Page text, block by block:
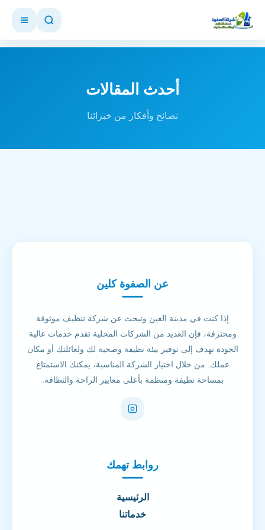
أحدث المقالات
نصائح وأفكار من خبرائنا
عن الصفوة كلين
إذا كنت في مدينة العين وتبحث عن شركة تنظيف موثوقة
ومحترفة، فإن العديد من الشركات المحلية تقدم خدمات عالية
الجودة تهدف إلى توفير بيئة نظيفة وصحية لك ولعائلتك أو مكان
عملك. من خلال اختيار الشركة المناسبة، يمكنك الاستمتاع
بمساحة نظيفة ومنظمة بأعلى معايير الراحة والنظافة.
روابط تهمك
الرئيسية
خدماتنا